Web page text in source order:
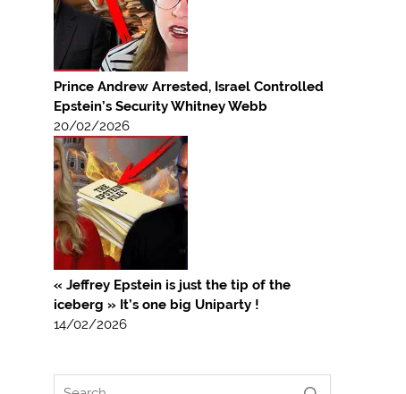
Prince Andrew Arrested, Israel Controlled
Epstein’s Security Whitney Webb
20/02/2026
« Jeffrey Epstein is just the tip of the
iceberg » It’s one big Uniparty !
14/02/2026